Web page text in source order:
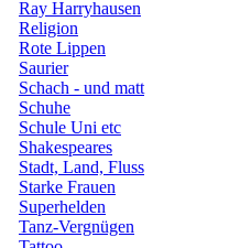
Ray Harryhausen
Religion
Rote Lippen
Saurier
Schach - und matt
Schuhe
Schule Uni etc
Shakespeares
Stadt, Land, Fluss
Starke Frauen
Superhelden
Tanz-Vergnügen